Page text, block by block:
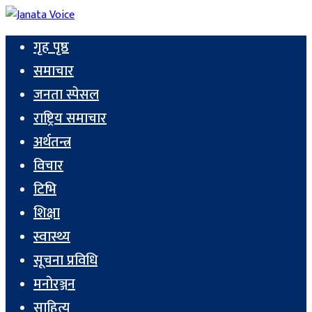
गृह पृष्ठ
समाचार
जनता स्पेसल
राष्ट्रिय समाचार
अर्थतन्त्र
विचार
टिभि
शिक्षा
स्वास्थ्य
सूचना प्रविधि
मनोरञ्जन